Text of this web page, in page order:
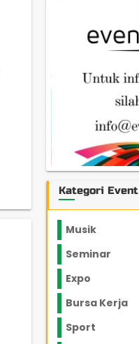
Kategori Event
Musik
Seminar
Expo
Bursa Kerja
Sport